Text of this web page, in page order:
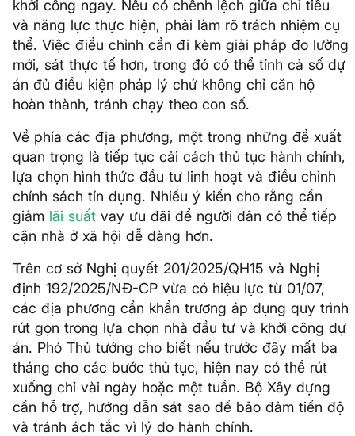
khởi công ngay. Nếu có chênh lệch giữa chỉ tiêu
và năng lực thực hiện, phải làm rõ trách nhiệm cụ
thể. Việc điều chỉnh cần đi kèm giải pháp đo lường
mới, sát thực tế hơn, trong đó có thể tính cả số dự
án đủ điều kiện pháp lý chứ không chỉ căn hộ
hoàn thành, tránh chạy theo con số.
Về phía các địa phương, một trong những đề xuất
quan trọng là tiếp tục cải cách thủ tục hành chính,
lựa chọn hình thức đầu tư linh hoạt và điều chỉnh
chính sách tín dụng. Nhiều ý kiến cho rằng cần
giảm lãi suất vay ưu đãi để người dân có thể tiếp
cận nhà ở xã hội dễ dàng hơn.
Trên cơ sở Nghị quyết 201/2025/QH15 và Nghị
định 192/2025/NĐ-CP vừa có hiệu lực từ 01/07,
các địa phương cần khẩn trương áp dụng quy trình
rút gọn trong lựa chọn nhà đầu tư và khởi công dự
án. Phó Thủ tướng cho biết nếu trước đây mất ba
tháng cho các bước thủ tục, hiện nay có thể rút
xuống chỉ vài ngày hoặc một tuần. Bộ Xây dựng
cần hỗ trợ, hướng dẫn sát sao để bảo đảm tiến độ
và tránh ách tắc vì lý do hành chính.